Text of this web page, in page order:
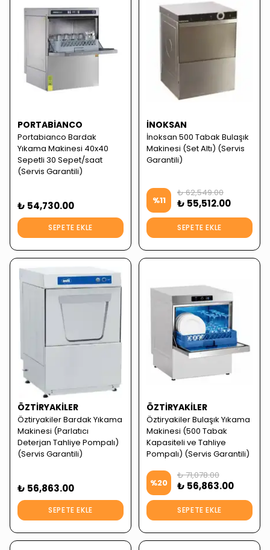
PORTABIANCO
Portabianco Bardak
Yıkama Makinesi 40x40
Sepetli 30 Sepet/saat
(Servis Garantili)
₺ 54,730.00
SEPETE EKLE
İNOKSAN
İnoksan 500 Tabak Bulaşık
Makinesi (Set Altı) (Servis
Garantili)
%11
₺ 62,549.00
₺ 55,512.00
SEPETE EKLE
ÖZTIRYAKILER
Öztiryakiler Bardak Yıkama
Makinesi (Parlatıcı
Deterjan Tahliye Pompalı)
(Servis Garantili)
₺ 56,863.00
SEPETE EKLE
ÖZTIRYAKILER
Öztiryakiler Bulaşık Yıkama
Makinesi (500 Tabak
Kapasiteli ve Tahliye
Pompalı) (Servis Garantili)
%20
₺ 71,078.00
₺ 56,863.00
SEPETE EKLE